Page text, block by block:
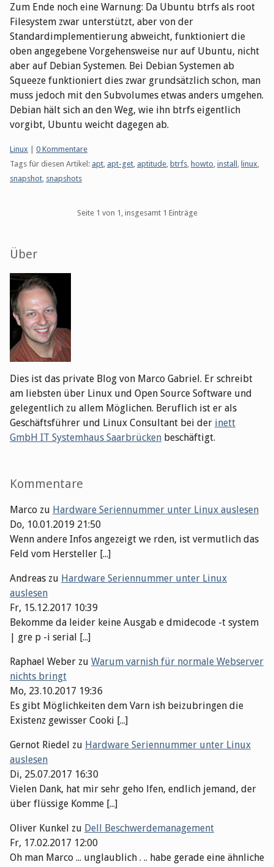
Zum Ende noch eine Warnung: Da Ubuntu btrfs als root
Filesystem zwar unterstützt, aber von der
Standardimplementierung abweicht, funktioniert die
oben angegebene Vorgehensweise nur auf Ubuntu, nicht
aber auf Debian Systemen. Bei Debian Systemen ab
Squeeze funktioniert dies zwar grundsätzlich schon, man
muss jedoch mit den Subvolumes etwas anders umgehen.
Debian hält sich an den Weg, wie ihn btrfs eigentlich
vorgibt, Ubuntu weicht dagegen ab.
Kategorien:
Linux | 0 Kommentare
Tags für diesen Artikel: apt apt-get aptitude btrfs howto install linux
snapshot snapshots
Seite 1 von 1, insgesamt 1 Einträge
Seitenleiste
Über
Dies ist das private Blog von Marco Gabriel. Er schreibt
am liebsten über Linux und Open Source Software und
gelegentlich zu allem Möglichen. Beruflich ist er als
Geschäftsführer und Linux Consultant bei der inett
GmbH IT Systemhaus Saarbrücken beschäftigt.
Kommentare
Marco zu Hardware Seriennummer unter Linux auslesen
Do, 10.01.2019 21:50
Wenn andere Infos angezeigt we rden, ist vermutlich das
Feld vom Hersteller [...]
Andreas zu Hardware Seriennummer unter Linux
auslesen
Fr, 15.12.2017 10:39
Bekomme da leider keine Ausgab e dmidecode -t system
| gre p -i serial [...]
Raphael Weber zu Warum varnish für normale Webserver
nichts bringt
Mo, 23.10.2017 19:36
Es gibt Möglichkeiten dem Varn ish beizubringen die
Existenz gewisser Cooki [...]
Gernot Riedel zu Hardware Seriennummer unter Linux
auslesen
Di, 25.07.2017 16:30
Vielen Dank, hat mir sehr geho lfen, endlich jemand, der
über flüssige Komme [...]
Oliver Kunkel zu Dell Beschwerdemanagement
Fr, 17.02.2017 12:00
Oh man Marco ... unglaublich . .. habe gerade eine ähnliche